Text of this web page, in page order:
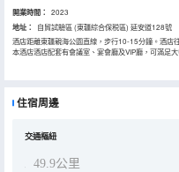
開業時間： 2023
地址：
自貿試驗區 (東疆綜合保税區) 延安道128號
酒店距離東疆親海公園直線，步行10-15分鐘。酒店
本酒店酒店配套有會議室、宴會廳及VIP廳，可滿足
在東疆灣範圍酒店房間總數最多，擁有健身房，洗
住宿周邊
交通樞紐
49.9公里